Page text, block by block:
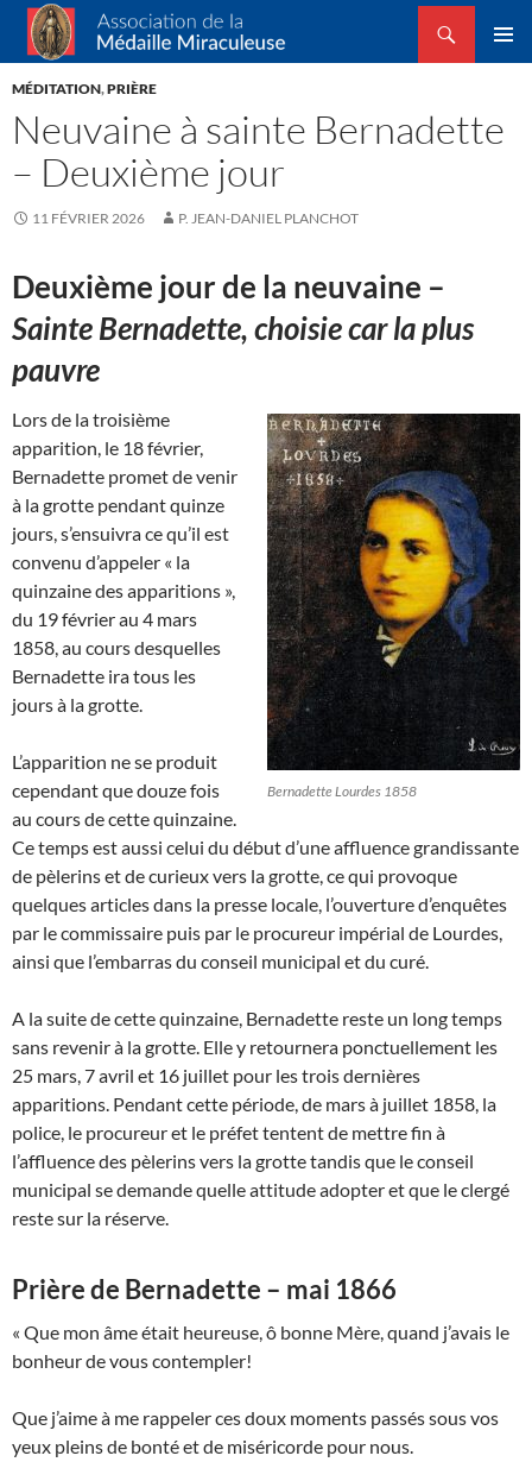
Association de la Médaille Miraculeuse
Recherche
ALLER
AU
MÉDITATION,PRIÈRE
Neuvaine à sainte Bernadette
– Deuxième jour
11 FÉVRIER 2026 P. JEAN-DANIEL PLANCHOT
Deuxième jour de la neuvaine –
Sainte Bernadette, choisie car la plus
pauvre
Bernadette Lourdes 1858
Lors de la troisième
apparition, le 18 février,
Bernadette promet de venir
à la grotte pendant quinze
jours, s’ensuivra ce qu’il est
convenu d’appeler « la
quinzaine des apparitions »,
du 19 février au 4 mars
1858, au cours desquelles
Bernadette ira tous les
jours à la grotte.
L’apparition ne se produit
cependant que douze fois
au cours de cette quinzaine.
Ce temps est aussi celui du début d’une affluence grandissante
de pèlerins et de curieux vers la grotte, ce qui provoque
quelques articles dans la presse locale, l’ouverture d’enquêtes
par le commissaire puis par le procureur impérial de Lourdes,
ainsi que l’embarras du conseil municipal et du curé.
A la suite de cette quinzaine, Bernadette reste un long temps
sans revenir à la grotte. Elle y retournera ponctuellement les
25 mars, 7 avril et 16 juillet pour les trois dernières
apparitions. Pendant cette période, de mars à juillet 1858, la
police, le procureur et le préfet tentent de mettre fin à
l’affluence des pèlerins vers la grotte tandis que le conseil
municipal se demande quelle attitude adopter et que le clergé
reste sur la réserve.
Prière de Bernadette – mai 1866
« Que mon âme était heureuse, ô bonne Mère, quand j’avais le
bonheur de vous contempler!
Que j’aime à me rappeler ces doux moments passés sous vos
yeux pleins de bonté et de miséricorde pour nous.